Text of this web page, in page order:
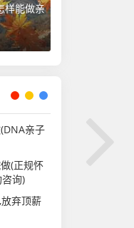
样能做亲
亲子
(正规怀
询)
弃顶薪